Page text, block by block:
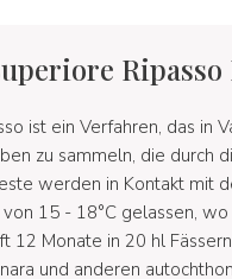
Ripasso
ist ein Verfahren, das
zu sammeln, die durch
werden in Kontakt mit
15 - 18°C gelassen,
12 Monate in 20 hl
und anderen